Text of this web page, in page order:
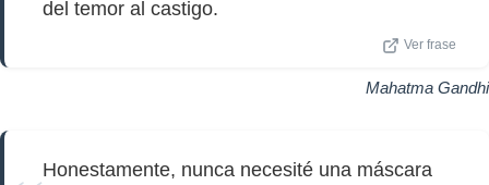
del temor al castigo.
Ver frase
Mahatma Gandhi
Honestamente, nunca necesité una máscara